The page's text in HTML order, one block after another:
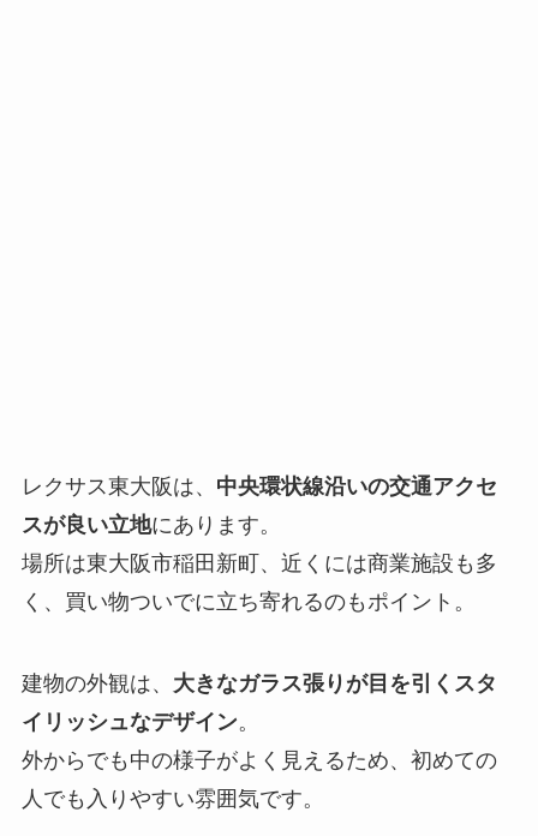
レクサス東大阪は、 中央環状線沿いの交通アクセ
スが良い立地にあります。
場所は東大阪市稲田新町、近くには商業施設も多
く、買い物ついでに立ち寄れるのもポイント。
建物の外観は、 大きなガラス張りが目を引くスタ
イリッシュなデザイン。
外からでも中の様子がよく見えるため、初めての
人でも入りやすい雰囲気です。